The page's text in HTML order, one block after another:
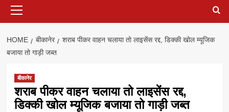
Menu
HOME बीकानेर
शराब पीकर वाहन चलाया तो लाइसेंस रद्द, डिक्की खोल म्यूजिक
बजाया तो गाड़ी जब्त
बीकानेर
शराब पीकर वाहन चलाया तो लाइसेंस रद्द,
डिक्की खोल म्यूजिक बजाया तो गाड़ी जब्त